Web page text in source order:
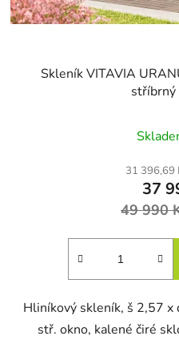
Skleník VITAVIA
31 396,69
37
49 990
Hliníkový skleník, š 2,57 x
stř. okno, kalené čiré